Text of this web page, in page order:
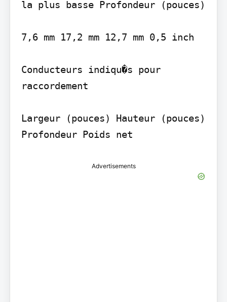
la plus basse Profondeur (pouces)
7,6 mm 17,2 mm 12,7 mm 0,5 inch
Conducteurs indiqu�s pour
raccordement
Largeur (pouces) Hauteur (pouces)
Advertisements